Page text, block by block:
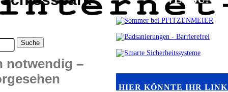
notwendig –
HIER KÖNNTE IHR LINK